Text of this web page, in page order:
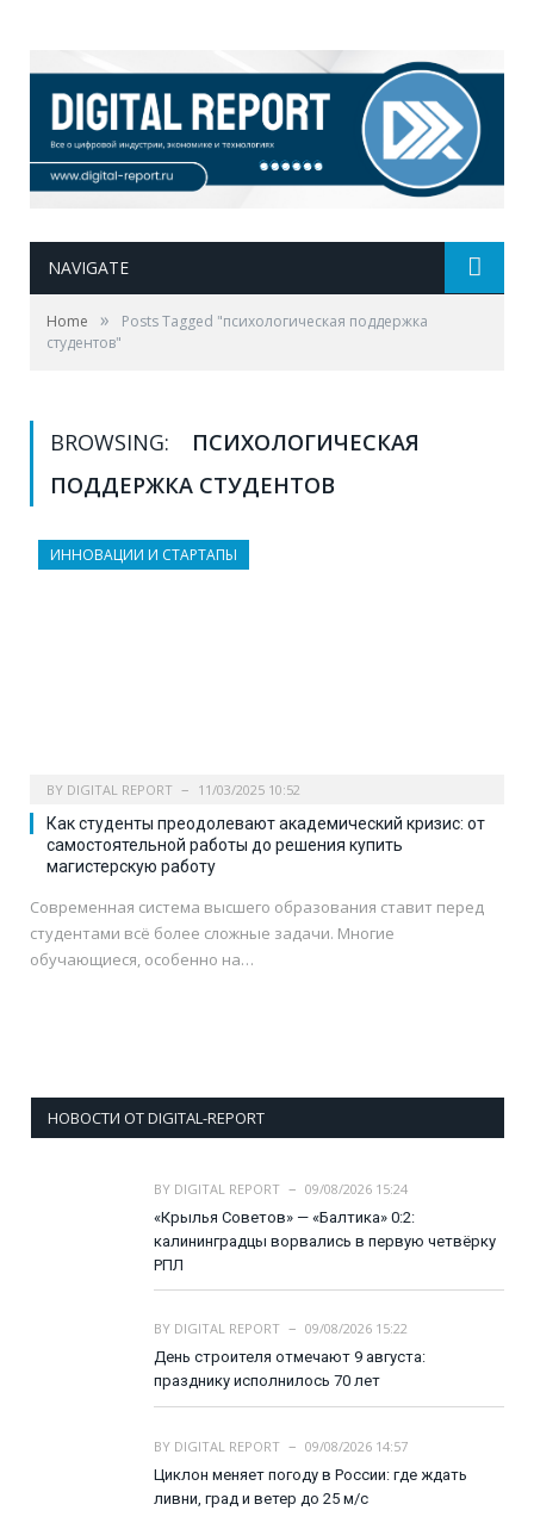
NAVIGATE
Home »
Posts Tagged "психологическая поддержка
студентов"
BROWSING:
ПСИХОЛОГИЧЕСКАЯ
ПОДДЕРЖКА СТУДЕНТОВ
ИННОВАЦИИ И СТАРТАПЫ
BY DIGITAL REPORT 11/03/2025 10:52
Как студенты преодолевают академический кризис: от
самостоятельной работы до решения купить
магистерскую работу
Современная система высшего образования ставит перед
студентами всё более сложные задачи. Многие
обучающиеся, особенно на…
НОВОСТИ ОТ DIGITAL-REPORT
BY DIGITAL REPORT
09/08/2026 15:24
«Крылья Советов» — «Балтика» 0:2:
калининградцы ворвались в первую четвёрку
РПЛ
BY DIGITAL REPORT
09/08/2026 15:22
День строителя отмечают 9 августа:
празднику исполнилось 70 лет
BY DIGITAL REPORT
09/08/2026 14:57
Циклон меняет погоду в России: где ждать
ливни, град и ветер до 25 м/с